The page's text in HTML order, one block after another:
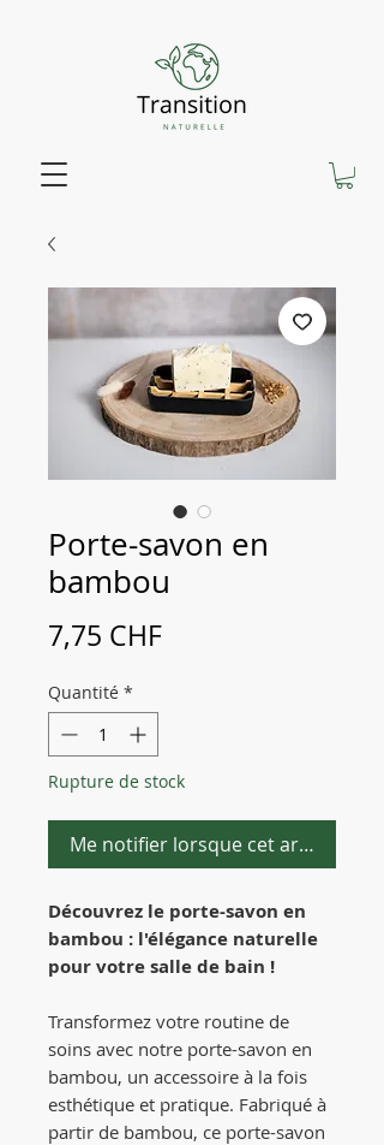
Porte-savon en
bambou
7,75 CHFPrix
Quantité *
Rupture de stock
Me notifier lorsque cet article est
Découvrez le porte-savon en
bambou : l'élégance naturelle
pour votre salle de bain !
Transformez votre routine de
soins avec notre porte-savon en
bambou, un accessoire à la fois
esthétique et pratique. Fabriqué à
partir de bambou, ce porte-savon